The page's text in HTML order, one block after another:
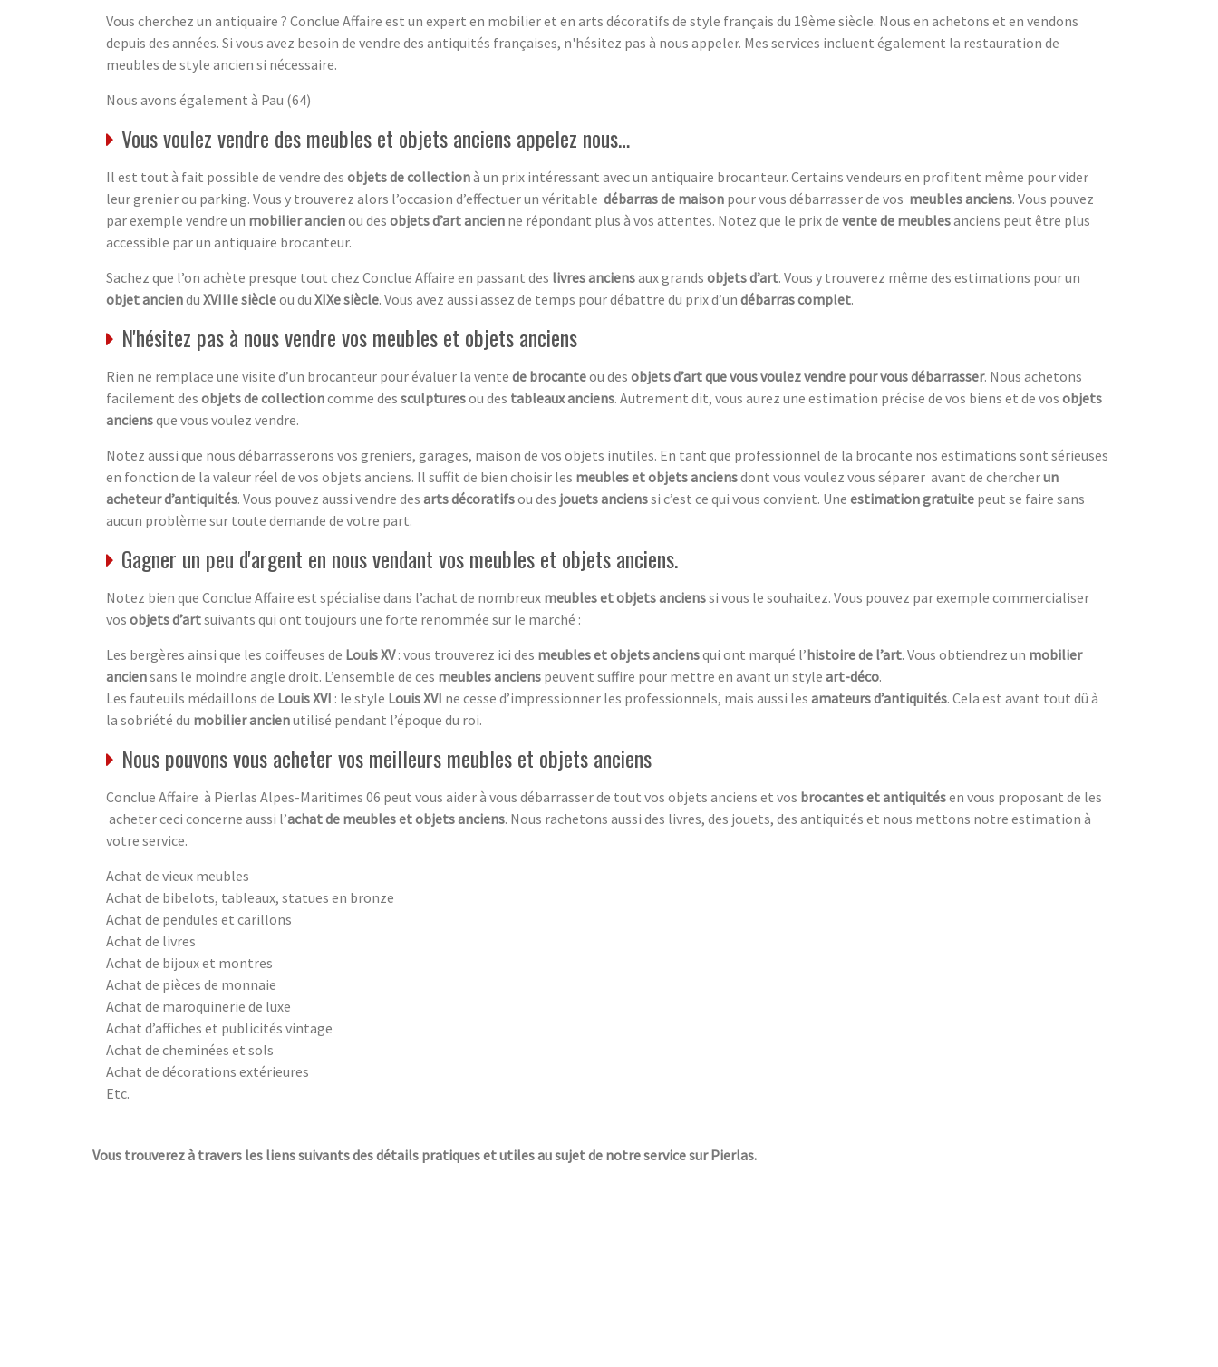
Vous cherchez un antiquaire ? Conclue Affaire est un expert en mobilier et en arts décoratifs de style français du 19ème siècle. Nous en achetons et en vendons
depuis des années. Si vous avez besoin de vendre des antiquités françaises, n'hésitez pas à nous appeler. Mes services incluent également la restauration de
meubles de style ancien si nécessaire.
Nous avons également à Pau (64)
Vous voulez vendre des meubles et objets anciens appelez nous…
Il est tout à fait possible de vendre des objets de collectionà un prix intéressant avec un antiquaire brocanteur. Certains vendeurs en profitent même pour vider
leur grenier ou parking. Vous y trouverez alors l’occasion d’effectuer un véritable débarras de maison pour vous débarrasser de vos meubles anciens. Vous pouvez
par exemple vendre un mobilier ancienou des objets d’art ancien ne répondant plus à vos attentes. Notez que le prix de vente de meublesanciens peut être plus
accessible par un antiquaire brocanteur.
Sachez que l’on achète presque tout chez Conclue Affaire en passant des livres anciensaux grands objets d’art. Vous y trouverez même des estimations pour un
objet anciendu XVIIIe siècleou du XIXe siècle. Vous avez aussi assez de temps pour débattre du prix d’un débarras complet.
N'hésitez pas à nous vendre vos meubles et objets anciens
Rien ne remplace une visite d’un brocanteur pour évaluer la vente de brocanteou des objets d’art que vous voulez vendre pour vous débarrasser. Nous achetons
facilement des objets de collectioncomme des sculpturesou des tableaux anciens. Autrement dit, vous aurez une estimation précise de vos biens et de vos objets
anciensque vous voulez vendre.
Notez aussi que nous débarrasserons vos greniers, garages, maison de vos objets inutiles. En tant que professionnel de la brocante nos estimations sont sérieuses
en fonction de la valeur réel de vos objets anciens. Il suffit de bien choisir les meubles et objets anciensdont vous voulez vous séparer avant de chercherun
acheteur d’antiquités. Vous pouvez aussi vendre des arts décoratifsou des jouets ancienssi c’est ce qui vous convient. Une estimation gratuite peut se faire sans
aucun problème sur toute demande de votre part.
Gagner un peu d'argent en nous vendant vos meubles et objets anciens.
Notez bien que Conclue Affaire est spécialise dans l’achat de nombreux meubles et objets ancienssi vous le souhaitez. Vous pouvez par exemple commercialiser
vos objets d’artsuivants qui ont toujours une forte renommée sur le marché :
Les bergères ainsi que les coiffeuses de Louis XV: vous trouverez ici des meubles et objets anciensqui ont marqué l’histoire de l’art. Vous obtiendrez un mobilier
anciensans le moindre angle droit. L’ensemble de ces meubles anciens peuvent suffire pour mettre en avant un style art-déco.
Les fauteuils médaillons de Louis XVI : le style Louis XVI ne cesse d’impressionner les professionnels, mais aussi les amateurs d’antiquités. Cela est avant tout dû à
la sobriété du mobilier ancienutilisé pendant l’époque du roi.
Nous pouvons vous acheter vos meilleurs meubles et objets anciens
Conclue Affaire à Pierlas Alpes-Maritimes 06 peut vous aider à vous débarrasser de tout vos objets anciens et vos brocantes et antiquitésen vous proposant de les
acheter ceci concerne aussi l’achat de meubles et objets anciens. Nous rachetons aussi des livres, des jouets, des antiquités et nous mettons notre estimation à
votre service.
Achat de vieux meubles
Achat de bibelots, tableaux, statues en bronze
Achat de pendules et carillons
Achat de livres
Achat de bijoux et montres
Achat de pièces de monnaie
Achat de maroquinerie de luxe
Achat d’affiches et publicités vintage
Achat de cheminées et sols
Achat de décorations extérieures
Etc.
Vous trouverez à travers les liens suivants des détails pratiques et utiles au sujet de notre service sur Pierlas.